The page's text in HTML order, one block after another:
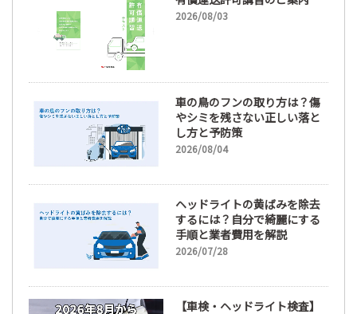
2026/08/03
車の鳥のフンの取り方は？傷
やシミを残さない正しい落と
し方と予防策
2026/08/04
ヘッドライトの黄ばみを除去
するには？自分で綺麗にする
手順と業者費用を解説
2026/07/28
【車検・ヘッドライト検査】